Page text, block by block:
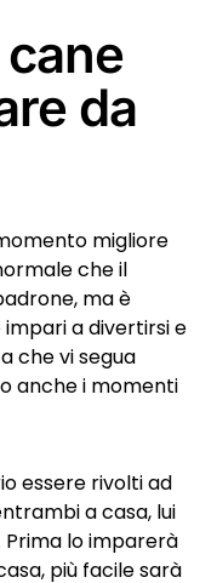
da
migliore
che il
ma è
a divertirsi e
che vi segua
anche i momenti
essere rivolti ad
a casa, lui
Prima lo imparerà
più facile sarà